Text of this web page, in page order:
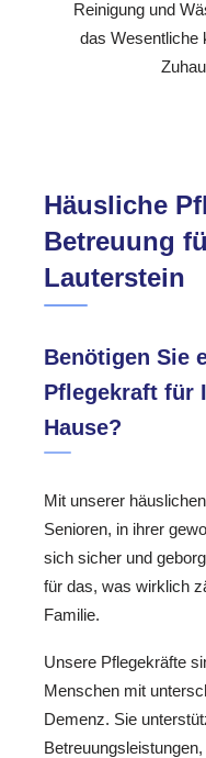
Reinigung und
das Wesentliche
Häusliche
Betreuung
Lauterstein
Benötigen Sie
Pflegekraft für
Hause?
Mit unserer
Senioren, in ihrer
sich sicher und
für das, was wirklich
Familie.
Unsere Pflegekräfte
Menschen mit
Demenz. Sie